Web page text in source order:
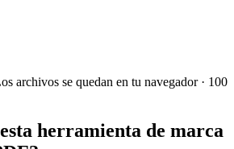
archivos se quedan en tu navegador · 100
herramienta de marca